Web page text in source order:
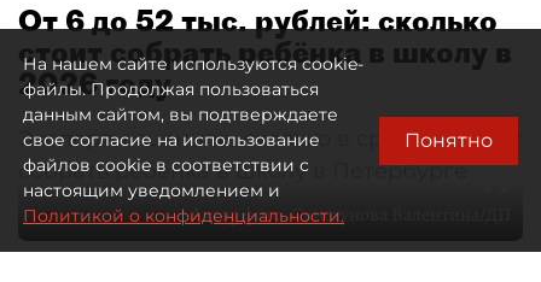
От 6 до 52 тыс. рублей: сколько
стоит собрать ребёнка в школу в
2026 году
Эксперты оценили, сколько в среднем стоит
собрать ребёнка в школу в Петербурге
Автор фото:Свистунова Валентина/ДП
На нашем сайте используются cookie-
файлы. Продолжая пользоваться
данным сайтом, вы подтверждаете
свое согласие на использование
файлов cookie в соответствии с
настоящим уведомлением и
Политикой о конфиденциальности.
Понятно